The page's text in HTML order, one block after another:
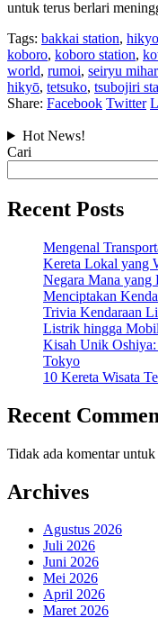
untuk terus berlari
Tags: bakkai station,
koboro, koboro station,
world, rumoi, seiryu
hikyō, tetsuko, tsubojiri
Share: Facebook Twitter
Hot News!
Cari
Recent Posts
Mengenal
Kereta Lokal yang
Negara Mana
Menciptakan
Trivia Kendaraan
Listrik hingga
Kisah Unik Oshiya:
Tokyo
10 Kereta Wisata
Recent
Tidak ada komentar
Archives
Agustus 2026
Juli 2026
Juni 2026
Mei 2026
April 2026
Maret 2026